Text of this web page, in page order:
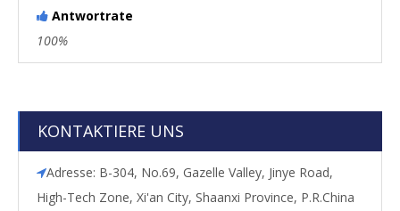
 Antwortrate
100%
KONTAKTIERE UNS
Adresse: B-304, No.69, Gazelle Valley, Jinye Road,
High-Tech Zone, Xi'an City, Shaanxi Province, P.R.China